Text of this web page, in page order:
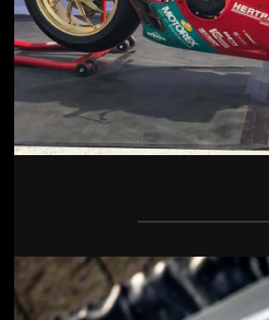
Jön